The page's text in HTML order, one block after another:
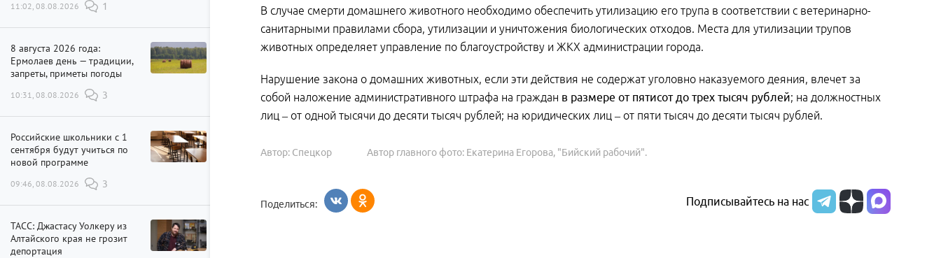
11:02, 08.08.2026 1
8 августа 2026 года:
Ермолаев день — традиции,
запреты, приметы погоды
10:31, 08.08.2026 3
Российские школьники с 1
сентября будут учиться по
новой программе
09:46, 08.08.2026 3
ТАСС: Джастасу Уолкеру из
Алтайского края не грозит
депортация
В случае смерти домашнего животного необходимо обеспечить утилизацию его трупа в соответствии с ветеринарно-
санитарными правилами сбора, утилизации и уничтожения биологических отходов. Места для утилизации трупов
животных определяет управление по благоустройству и ЖКХ администрации города.
Нарушение закона о домашних животных, если эти действия не содержат уголовно наказуемого деяния, влечет за
собой наложение административного штрафа на граждан в размере от пятисот до трех тысяч рублей; на должностных
лиц – от одной тысячи до десяти тысяч рублей; на юридических лиц – от пяти тысяч до десяти тысяч рублей.
Автор: Спецкор Автор главного фото: Екатерина Егорова, "Бийский рабочий".
Поделиться: Подписывайтесь на нас